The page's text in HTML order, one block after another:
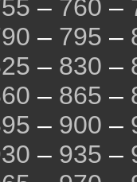
– 760 –
– 795 –
– 830 –
– 865 –
– 900 –
– 935 –